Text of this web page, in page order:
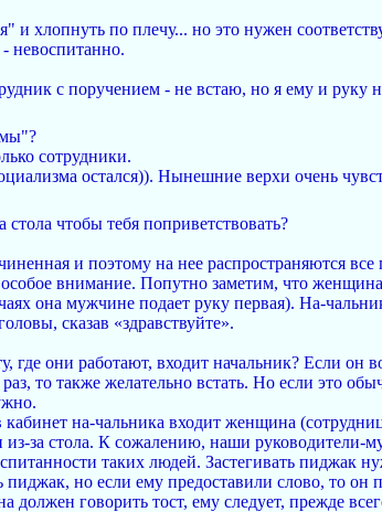
и хлопнуть по плечу... но это нужен
невоспитанно.
с поручением - не встаю, но я ему и руку
сотрудники.
остался)). Нынешние верхи очень
чтобы тебя поприветствовать?
и поэтому на нее распространяются
особое внимание. Попутно заметим, что
она мужчине подает руку первая). На-
сказав «здравствуйте».
они работают, входит начальник? Если он
то также желательно встать. Но если это
на-чальника входит женщина
из-за стола. К сожалению, наши
таких людей. Застегивать пиджак
но если ему предоставили слово, то он
говорить тост, ему следует, прежде